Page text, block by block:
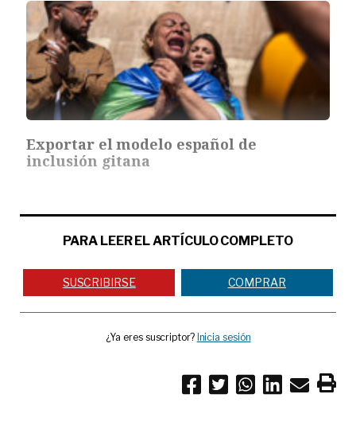
Exportar el modelo español de
inclusión gitana
PARA LEER EL ARTÍCULO COMPLETO
SUSCRIBIRSE COMPRAR
¿Ya eres suscriptor? Inicia sesión